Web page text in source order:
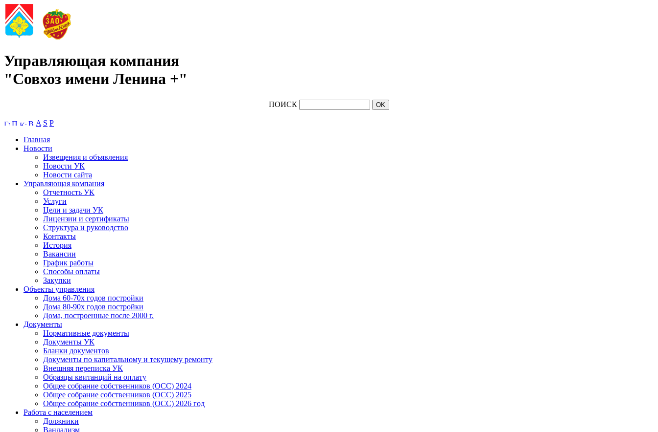
Управляющая компания
"Совхоз имени Ленина +"
ПОИСК
A S P
Главная
Новости
Извещения и объявления
Новости УК
Новости сайта
Управляющая компания
Отчетность УК
Услуги
Цели и задачи УК
Лицензии и сертификаты
Структура и руководство
Контакты
История
Вакансии
График работы
Способы оплаты
Закупки
Объекты управления
Дома 60-70х годов постройки
Дома 80-90х годов постройки
Дома, построенные после 2000 г.
Документы
Нормативные документы
Документы УК
Бланки документов
Документы по капитальному и текущему ремонту
Внешняя переписка УК
Образцы квитанций на оплату
Общее собрание собственников (ОСС) 2024
Общее собрание собственников (ОСС) 2025
Общее собрание собственников (ОСС) 2026 год
Работа с населением
Должники
Вандализм